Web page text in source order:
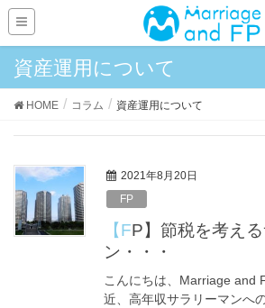
資産運用について
HOME コラム 資産運用について
2021年8月20日
FP
【FP】節税を考えるサラリーマ
ン・・・
こんにちは、Marriage and
近、高年収サラリーマンへ